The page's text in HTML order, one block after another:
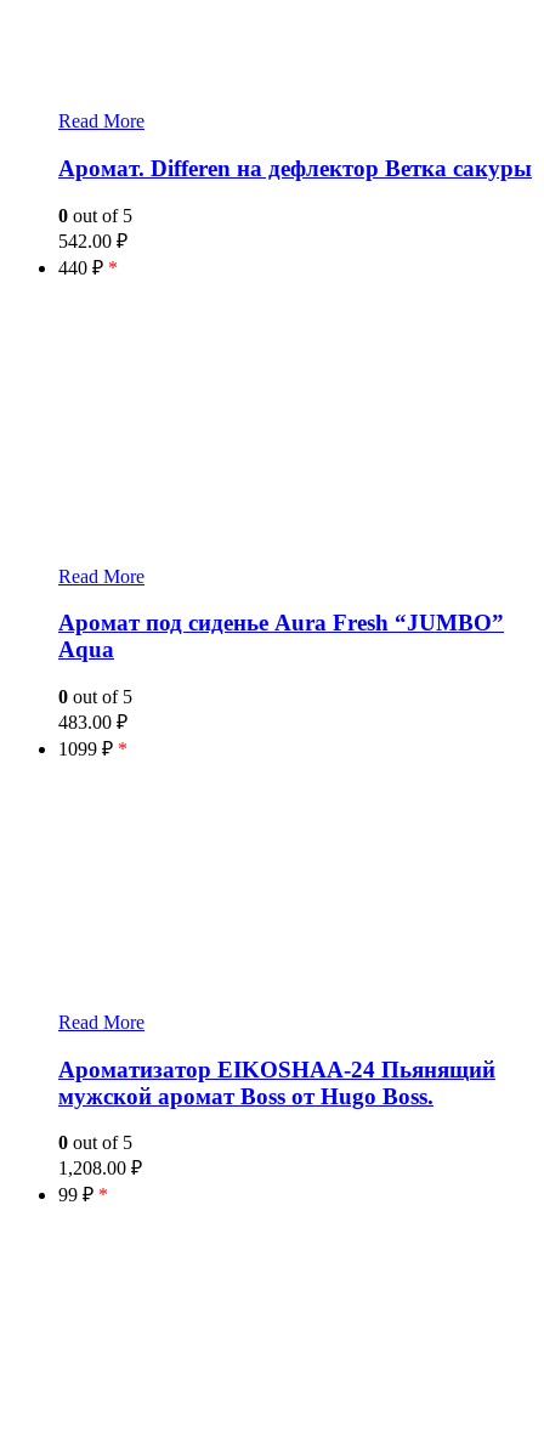
Read More
Аромат. Differen на дефлектор Ветка сакуры
0 out of 5
542.00 ₽
440 ₽ *
Read More
Аромат под сиденье Aura Fresh “JUMBO”
Aqua
0 out of 5
483.00 ₽
1099 ₽ *
Read More
Ароматизатор EIKOSHAA-24 Пьянящий
мужской аромат Boss от Hugo Boss.
0 out of 5
1,208.00 ₽
99 ₽ *